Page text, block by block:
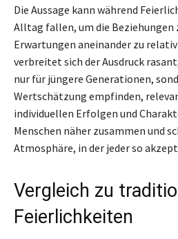
Die Aussage kann während
Alltag fallen, um die Beziehungen
Erwartungen aneinander zu
verbreitet sich der Ausdruck
nur für jüngere Generationen,
Wertschätzung empfinden,
individuellen Erfolgen und
Menschen näher zusammen und
Atmosphäre, in der jeder so
Vergleich zu
Feierlichkeiten